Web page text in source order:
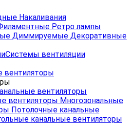
Накаливания
Ретро лампы
Диммируемые Декоративные
Системы вентиляции
вентиляторы
вентиляторы
вентиляторы Многозональные
Потолочные канальные
канальные вентиляторы